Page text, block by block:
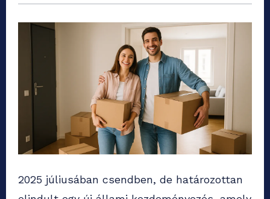
2025 júliusában csendben, de határozottan